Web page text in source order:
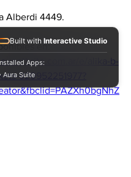
Alberdi 4449.
en:
e/alika-b-
920952251977?
Built with Interactive Studio
Apps:
Aura Suite